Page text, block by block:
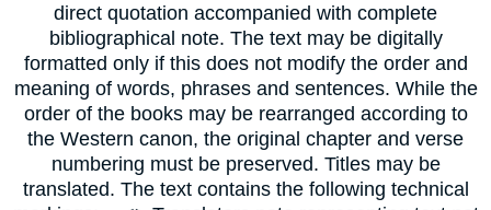
direct quotation accompanied with complete
bibliographical note. The text may be digitally
formatted only if this does not modify the order and
meaning of words, phrases and sentences. While the
order of the books may be rearranged according to
the Western canon, the original chapter and verse
numbering must be preserved. Titles may be
translated. The text contains the following technical